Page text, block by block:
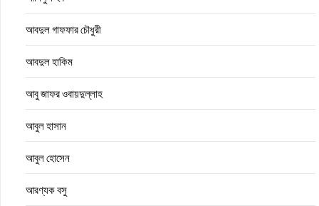
আবদুল গাফফার চৌধুরী
আবদুল হাকিম
আবু জাফর ওবায়দুল্লাহ
আবুল হাসান
আবুল হোসেন
আরণ্যক বসু